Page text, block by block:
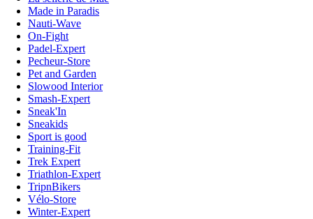
Made in Paradis
Nauti-Wave
On-Fight
Padel-Expert
Pecheur-Store
Pet and Garden
Slowood Interior
Smash-Expert
Sneak'In
Sneakids
Sport is good
Training-Fit
Trek Expert
Triathlon-Expert
TripnBikers
Vélo-Store
Winter-Expert